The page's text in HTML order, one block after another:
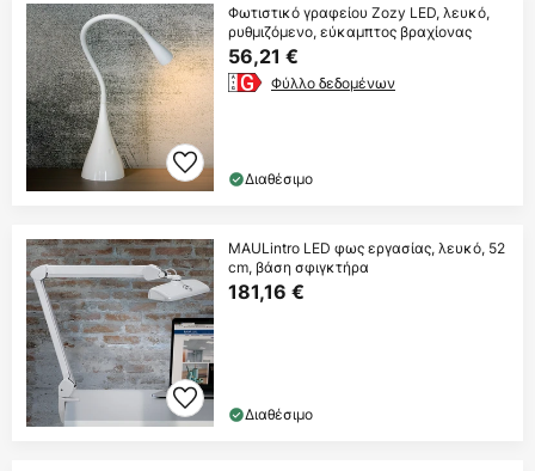
Φωτιστικό γραφείου Zozy LED, λευκό,
ρυθμιζόμενο, εύκαμπτος βραχίονας
56,21 €
Φύλλο δεδομένων
Διαθέσιμο
MAULintro LED φως εργασίας, λευκό, 52
cm, βάση σφιγκτήρα
181,16 €
Διαθέσιμο